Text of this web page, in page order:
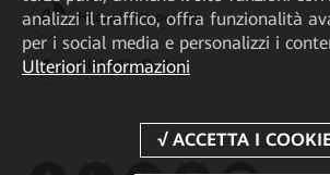
Huawei HiKnow App
HUAWEI eFly App
analizzi il traffico, offra funzionalità
per i social media e personalizzi i
Ulteriori informazioni